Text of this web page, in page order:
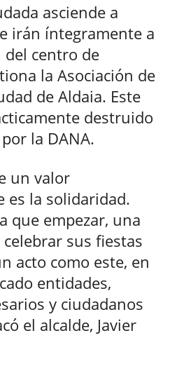
asciende a
irán íntegramente a
centro de
la Asociación de
de Aldaia. Este
destruido
la DANA.
un valor
es la solidaridad.
que empezar, una
sus fiestas
acto como este, en
entidades,
y ciudadanos
el alcalde, Javier